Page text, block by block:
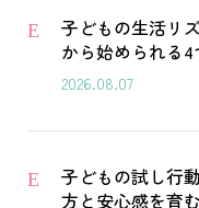
E
子どもの生活リ
から始められる
2026.08.07
E
子どもの試し行
方と安心感を育